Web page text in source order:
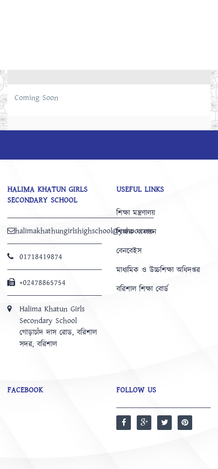
Coming Soon
HALIMA KHATUN GIRLS
SECONDARY SCHOOL
halimakhathungirlshighschool@yahoo.com
01718419874
+02478865754
Halima Khatun Girls
Secondary School
গোড়াচাঁদ দাস রোড, বরিশাল
সদর, বরিশাল
USEFUL LINKS
শিক্ষা মন্ত্রণালয়
শিক্ষক বাতায়ন
বেনবেইস
মাধ্যমিক ও উচ্চশিক্ষা অধিদপ্তর
বরিশাল শিক্ষা বোর্ড
FACEBOOK FOLLOW US